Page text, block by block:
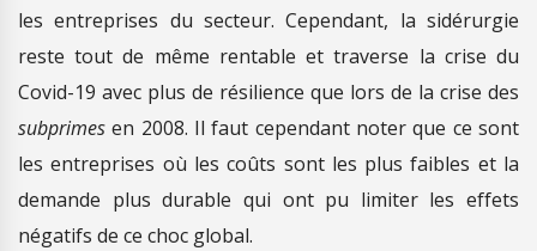
les entreprises du secteur. Cependant, la sidérurgie
reste tout de même rentable et traverse la crise du
Covid-19 avec plus de résilience que lors de la crise des
subprimes en 2008. Il faut cependant noter que ce sont
les entreprises où les coûts sont les plus faibles et la
demande plus durable qui ont pu limiter les effets
négatifs de ce choc global.